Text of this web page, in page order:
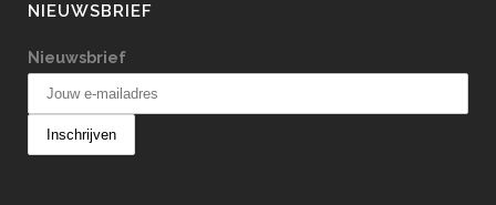
NIEUWSBRIEF
Nieuwsbrief